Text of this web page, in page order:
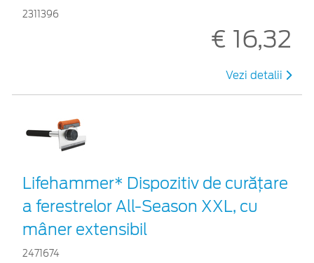
2311396
€ 16,32
Vezi detalii
Lifehammer* Dispozitiv de curățare
a ferestrelor All-Season XXL, cu
mâner extensibil
2471674